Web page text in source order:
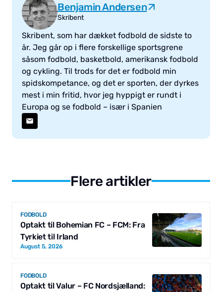
Benjamin Andersen
Skribent
Skribent, som har dækket fodbold de sidste to
år. Jeg går op i flere forskellige sportsgrene
såsom fodbold, basketbold, amerikansk fodbold
og cykling. Til trods for det er fodbold min
spidskompetance, og det er sporten, der dyrkes
mest i min fritid, hvor jeg hyppigt er rundt i
Europa og se fodbold – især i Spanien
Flere artikler
FODBOLD
Optakt til Bohemian FC – FCM: Fra
Tyrkiet til Irland
August 5, 2026
FODBOLD
Optakt til Valur – FC Nordsjælland: